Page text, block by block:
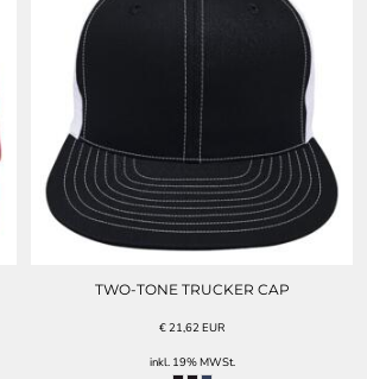
TWO-TONE TRUCKER CAP
€21,62 EUR
inkl. 19% MWSt.